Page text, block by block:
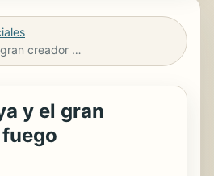
La zarigüeya y el gran creador de fuego
y el gran